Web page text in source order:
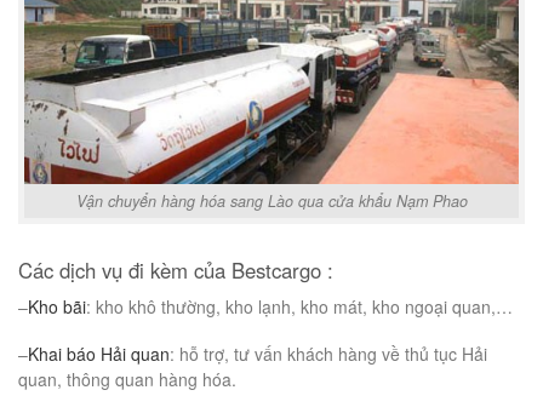
Vận chuyển hàng hóa sang Lào qua cửa khẩu Nạm Phao
Các dịch vụ đi kèm của Bestcargo :
–Kho bãi: kho khô thường, kho lạnh, kho mát, kho ngoại quan,…
–Khai báo Hải quan: hỗ trợ, tư vấn khách hàng về thủ tục Hải
quan, thông quan hàng hóa.